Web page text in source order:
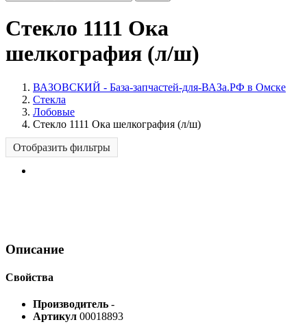
Стекло 1111 Ока
шелкография (л/ш)
ВАЗОВСКИЙ - База-запчастей-для-ВАЗа.РФ в Омске
Стекла
Лобовые
Стекло 1111 Ока шелкография (л/ш)
Отобразить фильтры
Описание
Свойства
Производитель -
Артикул 00018893